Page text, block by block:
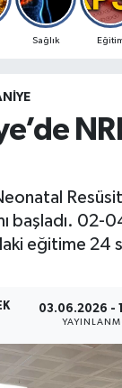
Sağlık
başladı. 02-
eğitime 24
03.06.2026 -
Durumu ve
Haberleri